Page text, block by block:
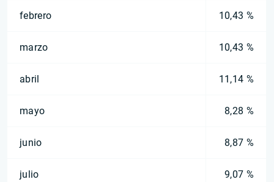
febrero 10,43 %
marzo 10,43 %
abril 11,14 %
mayo 8,28 %
junio 8,87 %
julio 9,07 %